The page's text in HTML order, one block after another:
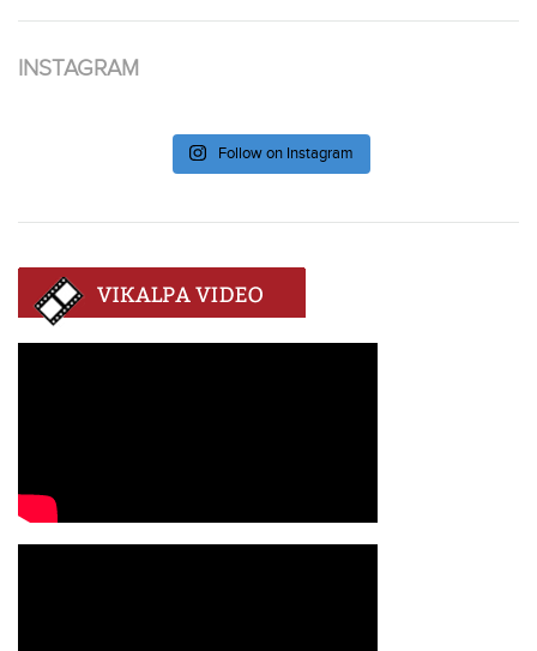
INSTAGRAM
Follow on Instagram